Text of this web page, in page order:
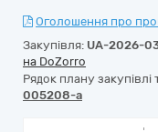
Оголошення про
Закупівля: UA-2026-
на DoZorro
Рядок плану
005208-a